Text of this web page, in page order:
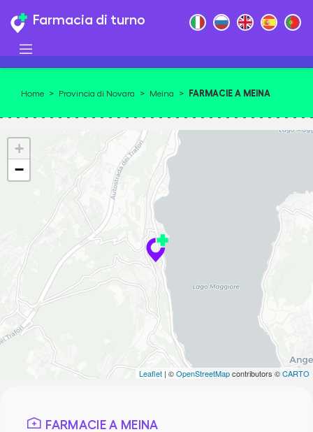
Farmacia di turno
Home > Provincia di Novara > Meina >
FARMACIE A MEINA
+
−
Leaflet | ©OpenStreetMapcontributors ©CARTO
FARMACIE A MEINA